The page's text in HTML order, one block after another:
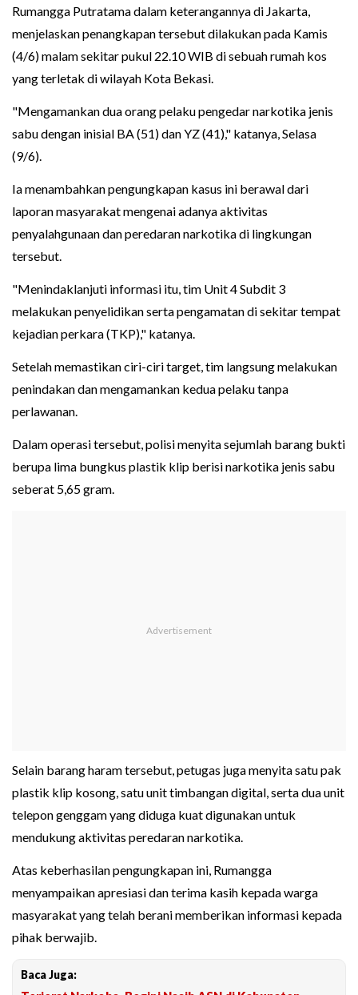
Rumangga Putratama dalam keterangannya di Jakarta,
menjelaskan penangkapan tersebut dilakukan pada Kamis
(4/6) malam sekitar pukul 22.10 WIB di sebuah rumah kos
yang terletak di wilayah Kota Bekasi.
"Mengamankan dua orang pelaku pengedar narkotika jenis
sabu dengan inisial BA (51) dan YZ (41)," katanya, Selasa
(9/6).
Ia menambahkan pengungkapan kasus ini berawal dari
laporan masyarakat mengenai adanya aktivitas
penyalahgunaan dan peredaran narkotika di lingkungan
tersebut.
"Menindaklanjuti informasi itu, tim Unit 4 Subdit 3
melakukan penyelidikan serta pengamatan di sekitar tempat
kejadian perkara (TKP)," katanya.
Setelah memastikan ciri-ciri target, tim langsung melakukan
penindakan dan mengamankan kedua pelaku tanpa
perlawanan.
Dalam operasi tersebut, polisi menyita sejumlah barang bukti
berupa lima bungkus plastik klip berisi narkotika jenis sabu
seberat 5,65 gram.
Selain barang haram tersebut, petugas juga menyita satu pak
plastik klip kosong, satu unit timbangan digital, serta dua unit
telepon genggam yang diduga kuat digunakan untuk
mendukung aktivitas peredaran narkotika.
Atas keberhasilan pengungkapan ini, Rumangga
menyampaikan apresiasi dan terima kasih kepada warga
masyarakat yang telah berani memberikan informasi kepada
pihak berwajib.
Baca Juga: